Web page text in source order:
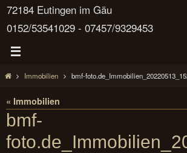
72184 Eutingen im Gäu
0152/53541029 - 07457/9329453
StartImmobilien bmf-
« Immobilien
bmf-